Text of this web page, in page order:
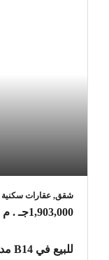
شقق, عقارات سكنية
1,903,000جـ . م